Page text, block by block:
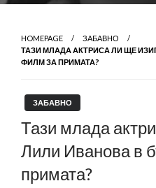
HOMEPAGE
ЗАБАВНО
ТАЗИ МЛАДА АКТРИСА ЛИ ЩЕ
ФИЛМ ЗА ПРИМАТА?
ЗАБАВНО
Тази млада
Лили Иванова в
примата?